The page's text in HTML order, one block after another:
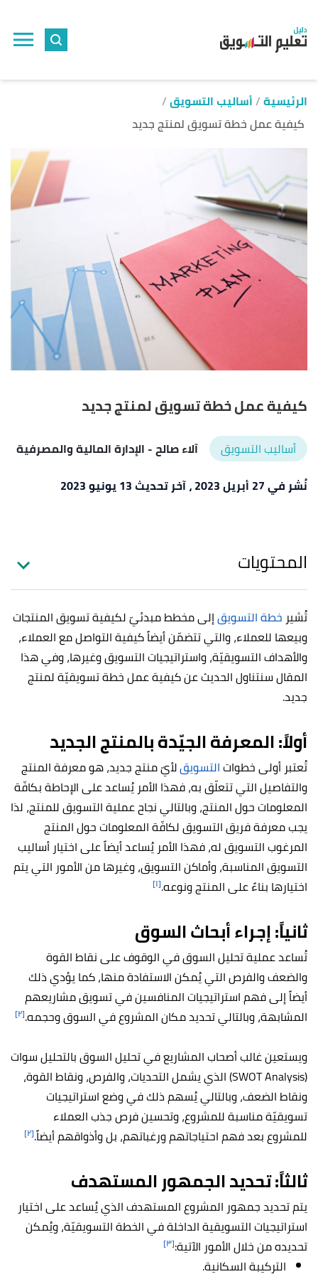
الرئيسية أساليب التسويق
كيفية عمل خطة تسويق لمنتج جديد
كيفية عمل خطة تسويق لمنتج جديد
أساليب التسويق آلاء صالح- الإدارة المالية والمصرفية
نُشر في 27 أبريل 2023
، آخر تحديث 13 يونيو 2023
المحتويات
تُشير خطة التسويقإلى مخطط مبدئيّ لكيفية تسويق المنتجات
وبيعها للعملاء، والتي تتضمّن أيضاً كيفية التواصل مع العملاء،
والأهداف التسويقيّة، واستراتيجيات التسويق وغيرها، وفي هذا
المقال سنتناول الحديث عن كيفية عمل خطة تسويقيّة لمنتج
جديد.
أولاً: المعرفة الجيّدة بالمنتج الجديد
تُعتبر أولى خطواتالتسويقلأيّ منتج جديد، هو معرفة المنتج
والتفاصيل التي تتعلّق به، فهذا الأمر يُساعد على الإحاطة بكافّة
المعلومات حول المنتج، وبالتالي نجاح عملية التسويق للمنتج، لذا
يجب معرفة فريق التسويق لكافّة المعلومات حول المنتج
المرغوب التسويق له، فهذا الأمر يُساعد أيضاً على اختيار أساليب
التسويق المناسبة، وأماكن التسويق، وغيرها من الأمور التي يتم
اختيارها بناءً على المنتج ونوعه.[١]
ثانياً: إجراء أبحاث السوق
تُساعد عملية تحليل السوق في الوقوف على نقاط القوة
والضعف والفرص التي يُمكن الاستفادة منها، كما يؤدي ذلك
أيضاً إلى فهم استراتيجيات المنافسين في تسويق مشاريعهم
المشابهة، وبالتالي تحديد مكان المشروع في السوق وحجمه.[٢]
ويستعين غالب أصحاب المشاريع في تحليل السوق بالتحليل سوات
(SWOT Analysis) الذي يشمل التحديات، والفرص، ونقاط القوة،
ونقاط الضعف، وبالتالي يُسهم ذلك في وضع استراتيجيات
تسويقيّة مناسبة للمشروع، وتحسين فرص جذب العملاء
للمشروع بعد فهم احتياجاتهم ورغباتهم، بل وأذواقهم أيضاً.[٢]
ثالثاً: تحديد الجمهور المستهدف
يتم تحديد جمهور المشروع المستهدف الذي يُساعد على اختيار
استراتيجيات التسويقية الداخلة في الخطة التسويقيّة، ويُمكن
تحديده من خلال الأمور الآتية:[٣]
التركيبة السكانية.